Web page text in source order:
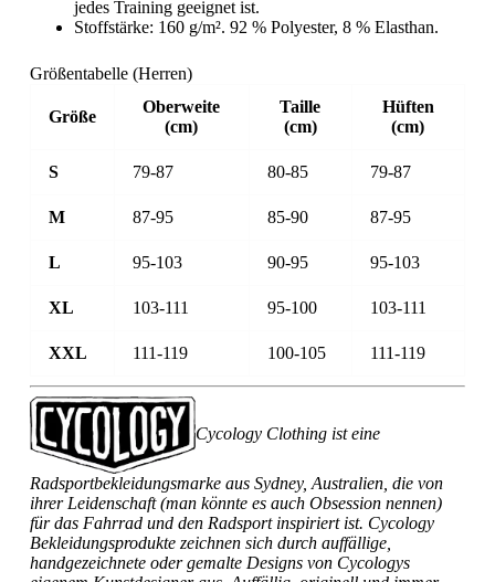
jedes Training geeignet ist.
Stoffstärke: 160 g/m². 92 % Polyester, 8 % Elasthan.
Größentabelle (Herren)
Größe
Oberweite
(cm)
Taille
(cm)
Hüften
(cm)
S 79-87 80-85 79-87
M 87-95 85-90 87-95
L 95-103 90-95 95-103
XL 103-111 95-100 103-111
XXL 111-119 100-105 111-119
Cycology Clothing ist eine
Radsportbekleidungsmarke aus Sydney, Australien, die von
ihrer Leidenschaft (man könnte es auch Obsession nennen)
für das Fahrrad und den Radsport inspiriert ist. Cycology
Bekleidungsprodukte zeichnen sich durch auffällige,
handgezeichnete oder gemalte Designs von Cycologys